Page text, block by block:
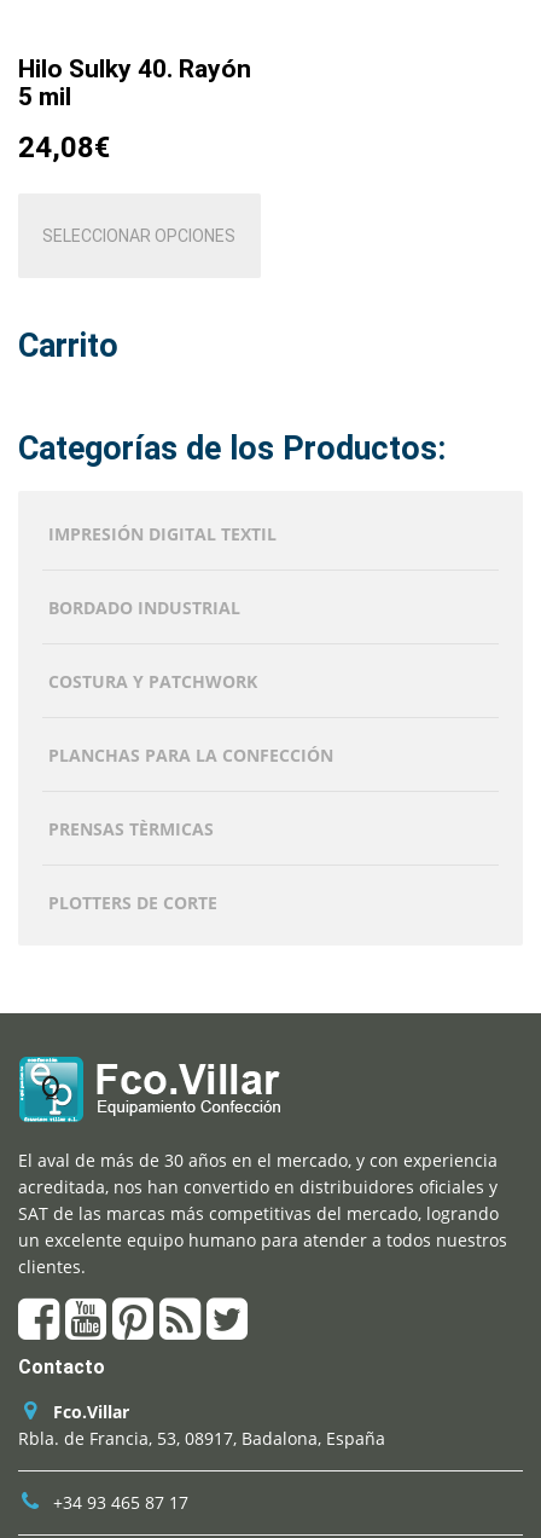
Hilo Sulky 40. Rayón
5 mil
24,08€
SELECCIONAR OPCIONES
elegir
página
Carrito
Categorías de los Productos:
IMPRESIÓN DIGITAL TEXTIL
BORDADO INDUSTRIAL
COSTURA Y PATCHWORK
PLANCHAS PARA LA CONFECCIÓN
PRENSAS TÈRMICAS
PLOTTERS DE CORTE
El aval de más de 30 años en el mercado, y con experiencia
acreditada, nos han convertido en distribuidores oficiales y
SAT de las marcas más competitivas del mercado, logrando
un excelente equipo humano para atender a todos nuestros
clientes.
Contacto
Fco.Villar
Rbla. de Francia, 53, 08917, Badalona, España
+34 93 465 87 17